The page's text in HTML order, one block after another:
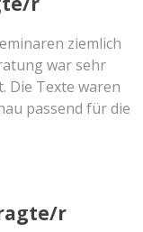
ziemlich
war sehr
Die Texte waren
passend für die
r